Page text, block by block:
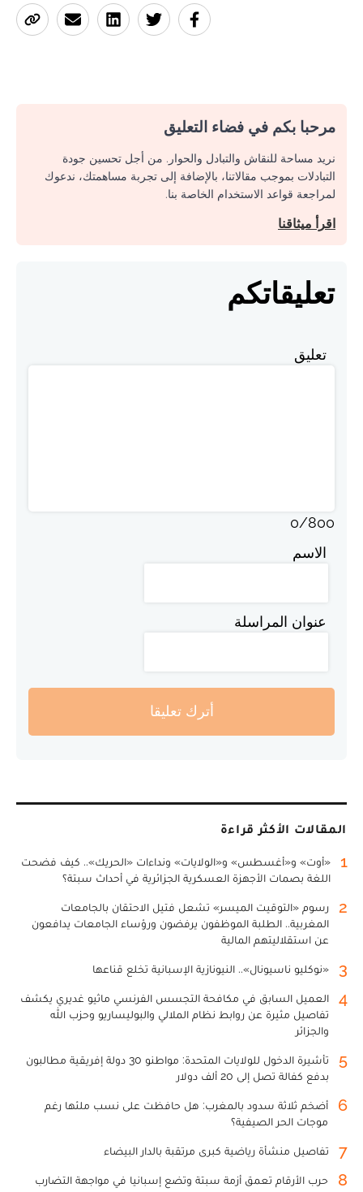
مرحبا بكم في فضاء التعليق
نريد مساحة للنقاش والتبادل والحوار. من أجل تحسين جودة
التبادلات بموجب مقالاتنا، بالإضافة إلى تجربة مساهمتك، ندعوك
لمراجعة قواعد الاستخدام الخاصة بنا.
اقرأ ميثاقنا
تعليقاتكم
تعليق
0/800
الاسم
عنوان المراسلة
أترك تعليقا
المقالات الأكثر قراءة
1
«أوت» و«أغسطس» و«الولايات» ونداءات «الحريك».. كيف فضحت
اللغة بصمات الأجهزة العسكرية الجزائرية في أحداث سبتة؟
2
رسوم «التوقيت الميسر» تشعل فتيل الاحتقان بالجامعات
المغربية.. الطلبة الموظفون يرفضون ورؤساء الجامعات يدافعون
عن استقلاليتهم المالية
3 «نوكليو ناسيونال».. النيونازية الإسبانية تخلع قناعها
4
العميل السابق في مكافحة التجسس الفرنسي ماثيو غديري يكشف
تفاصيل مثيرة عن روابط نظام الملالي والبوليساريو وحزب الله
والجزائر
5
تأشيرة الدخول للولايات المتحدة: مواطنو 30 دولة إفريقية مطالبون
بدفع كفالة تصل إلى 20 ألف دولار
6
أضخم ثلاثة سدود بالمغرب: هل حافظت على نسب ملئها رغم
موجات الحر الصيفية؟
7 تفاصيل منشأة رياضية كبرى مرتقبة بالدار البيضاء
8
حرب الأرقام تعمق أزمة سبتة وتضع إسبانيا في مواجهة التضارب